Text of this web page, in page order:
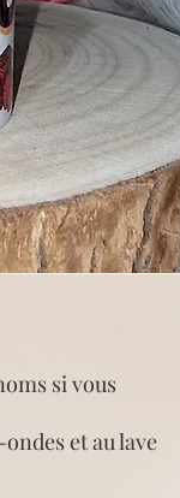
si vous
et au lave